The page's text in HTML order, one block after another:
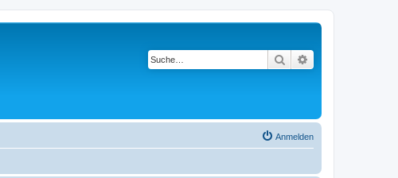
Suche
Anmelden